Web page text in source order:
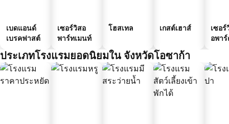
เบดแอนด์
เบรคฟาสต์
เซอร์วิสอ
พาร์ทเมนท์
โฮสเทล เกสต์เฮาส์
เซอร์
อพา
ประเภทโรงแรมยอดนิยมใน จังหวัดโอซาก้า